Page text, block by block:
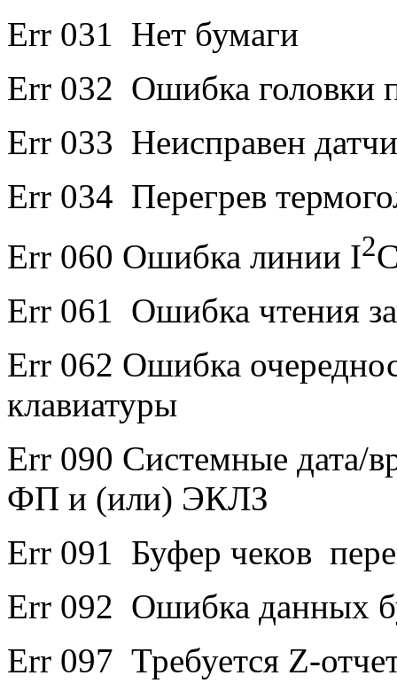
Err 031 Нет бумаги
Err 032 Ошибка головки
Err 033 Неисправен
Err 034 Перегрев
Err 060 Ошибка линии I2
Err 061 Ошибка чтения
Err 062 Ошибка
клавиатуры
Err 090 Системные дата/
ФП и (или) ЭКЛЗ
Err 091 Буфер чеков
Err 092 Ошибка данных
Err 097 Требуется Z-